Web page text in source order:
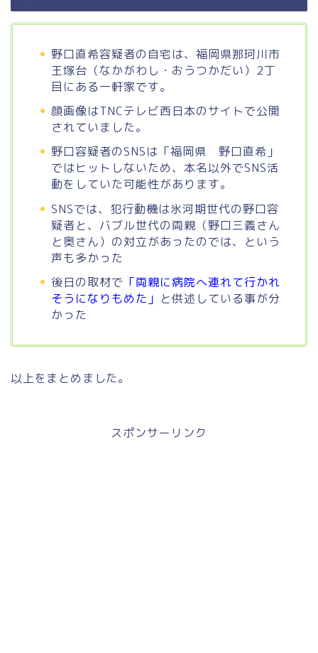
野口直希容疑者の自宅は、福岡県那珂川市
王塚台（なかがわし・おうつかだい）2丁
目にある一軒家です。
顔画像はTNCテレビ西日本のサイトで公開
されていました。
野口容疑者のSNSは「福岡県 野口直希」
ではヒットしないため、本名以外でSNS活
動をしていた可能性があります。
SNSでは、犯行動機は氷河期世代の野口容
疑者と、バブル世代の両親（野口三義さん
と奥さん）の対立があったのでは、という
声も多かった
後日の取材で 「両親に病院へ連れて行かれ
そうになりもめた」 と供述している事が分
かった
以上をまとめました。
スポンサーリンク